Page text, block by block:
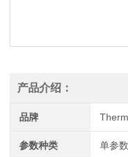
产品介绍：
品牌
参数种类 单参数